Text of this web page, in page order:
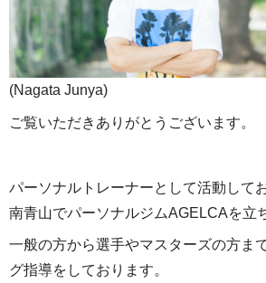
(Nagata Junya)
ご覧いただきありがとうございます。
パーソナルトレーナーとして活動して
南青山でパーソナルジムAGELCAを立
一般の方から選手やマスターズの方ま
グ指導をしております。